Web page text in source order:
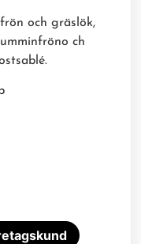
och gräslök,
ch